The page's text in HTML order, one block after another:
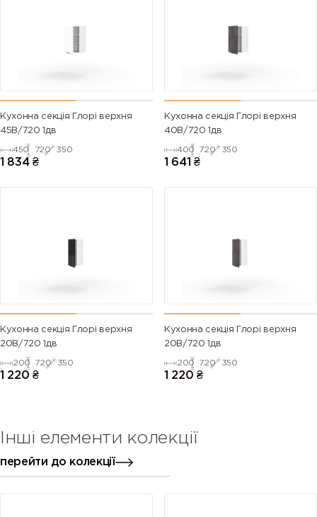
Кухонна секція Глорі верхня
45В/720 1дв
450 720 350
1 834 ₴
Кухонна секція Глорі верхня
40В/720 1дв
400 720 350
1 641 ₴
Кухонна секція Глорі верхня
20В/720 1дв
200 720 350
1 220 ₴
Кухонна секція Глорі верхня
20В/720 1дв
200 720 350
1 220 ₴
Інші елементи колекції
перейти до колекції